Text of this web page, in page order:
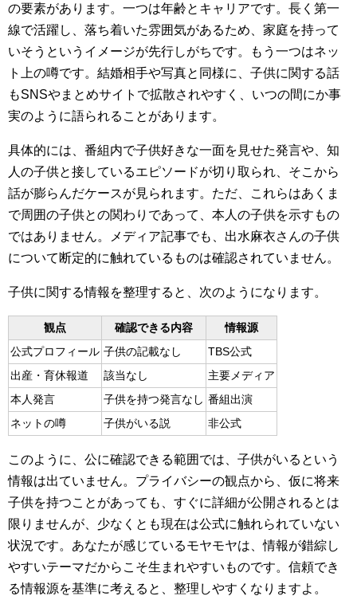
の要素があります。一つは年齢とキャリアです。長く第一
線で活躍し、落ち着いた雰囲気があるため、家庭を持って
いそうというイメージが先行しがちです。もう一つはネッ
ト上の噂です。結婚相手や写真と同様に、子供に関する話
もSNSやまとめサイトで拡散されやすく、いつの間にか事
実のように語られることがあります。
具体的には、番組内で子供好きな一面を見せた発言や、知
人の子供と接しているエピソードが切り取られ、そこから
話が膨らんだケースが見られます。ただ、これらはあくま
で周囲の子供との関わりであって、本人の子供を示すもの
ではありません。メディア記事でも、出水麻衣さんの子供
について断定的に触れているものは確認されていません。
子供に関する情報を整理すると、次のようになります。
観点 確認できる内容
情報源
公式プロフィール 子供の記載なし
TBS公式
出産・育休報道
該当なし
主要メディア
本人発言
子供を持つ発言なし 番組出演
ネットの噂
子供がいる説 非公式
このように、公に確認できる範囲では、子供がいるという
情報は出ていません。プライバシーの観点から、仮に将来
子供を持つことがあっても、すぐに詳細が公開されるとは
限りませんが、少なくとも現在は公式に触れられていない
状況です。あなたが感じているモヤモヤは、情報が錯綜し
やすいテーマだからこそ生まれやすいものです。信頼でき
る情報源を基準に考えると、整理しやすくなりますよ。